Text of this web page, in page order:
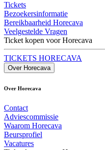
Tickets
Bezoekersinformatie
Bereikbaarheid Horecava
Veelgestelde Vragen
Ticket kopen voor Horecava
TICKETS HORECAVA
Over Horecava
Over Horecava
Contact
Adviescommissie
Waarom Horecava
Beursprofiel
Vacatures